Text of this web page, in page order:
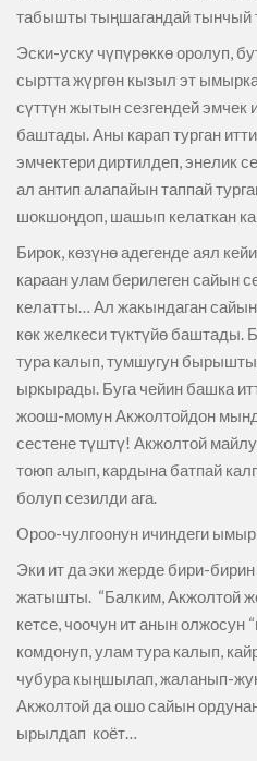
табышты тыңшагандай тынчый
Эски-уску чүпүрөккө оролуп,
сыртта жүргөн кызыл эт
сүттүн жытын сезгендей эмчек
баштады. Аны карап турган
эмчектери диртилдеп, энелик
ал антип алапайын таппай
шокшоңдоп, шашып келаткан
Бирок, көзүнө адегенде аял
караан улам берилеген сайын
келатты… Ал жакындаган
көк желкеси түктүйө баштады.
тура калып, тумшугун
ыркырады. Буга чейин башка
жоош-момун Акжолтойдон
сестене түштү! Акжолтой
тоюп алып, кардына батпай
болуп сезилди ага.
Ороо-чулгоонун ичиндеги
Эки ит да эки жерде бири-
жатышты. “Балким, Акжолтой
кетсе, чоочун ит анын олжосун
комдонуп, улам тура калып,
чубура кыңшылап, жаланып-
Акжолтой да ошо сайын
ырылдап коёт…